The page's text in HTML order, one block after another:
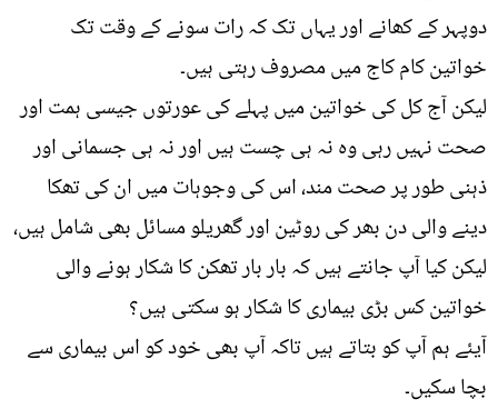
دوپہر کے کھانے اور یہاں تک کہ رات سونے کے وقت تک
خواتین کام کاج میں مصروف رہتی ہیں۔
لیکن آج کل کی خواتین میں پہلے کی عورتوں جیسی ہمت اور
صحت نہیں رہی وہ نہ ہی چست ہیں اور نہ ہی جسمانی اور
ذہنی طور پر صحت مند، اس کی وجوہات میں ان کی تھکا
دینے والی دن بھر کی روٹین اور گھریلو مسائل بھی شامل ہیں،
لیکن کیا آپ جانتے ہیں کہ بار بار تھکن کا شکار ہونے والی
خواتین کس بڑی بیماری کا شکار ہو سکتی ہیں؟
آیئے ہم آپ کو بتاتے ہیں تاکہ آپ بھی خود کو اس بیماری سے
بچا سکیں۔